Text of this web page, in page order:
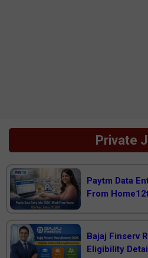
Private
Paytm Data
From
Bajaj Finserv
Eligibility